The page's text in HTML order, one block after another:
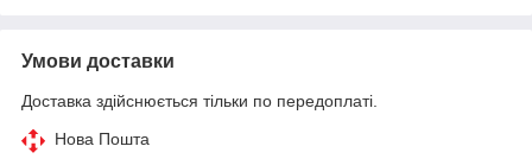
Умови доставки
Доставка здійснюється тільки по передоплаті.
Нова Пошта